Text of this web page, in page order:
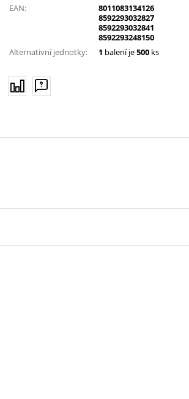
EAN:
8011083134126
8592293032827
8592293032841
8592293248150
Alternativní jednotky:
1 balení je500 ks